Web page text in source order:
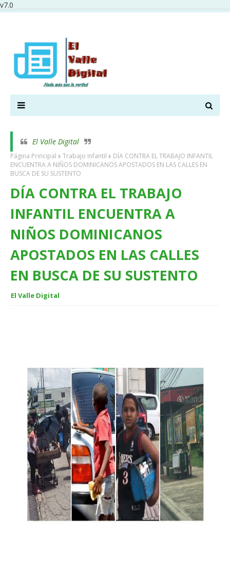
v7.0
El Valle Digital
Página Principal Trabajo Infantil
DÍA CONTRA EL TRABAJO INFANTIL
ENCUENTRA A NIÑOS DOMINICANOS APOSTADOS EN LAS CALLES EN
BUSCA DE SU SUSTENTO
DÍA CONTRA EL TRABAJO
INFANTIL ENCUENTRA A
NIÑOS DOMINICANOS
APOSTADOS EN LAS CALLES
EN BUSCA DE SU SUSTENTO
El Valle Digital